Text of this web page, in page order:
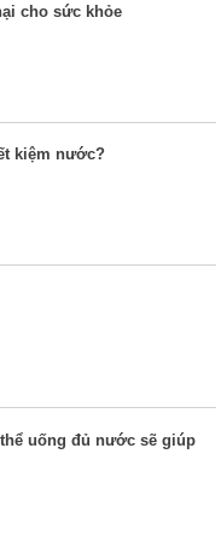
cho sức khỏe
kiệm nước?
uống đủ nước sẽ giúp